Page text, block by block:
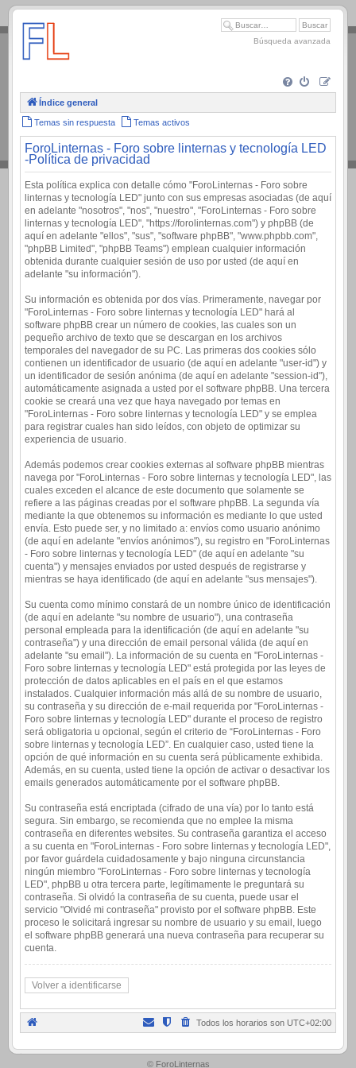
.
Búsqueda avanzada
Índice general
Temas sin respuesta Temas activos
ForoLinternas - Foro sobre linternas y tecnología LED
-Política de privacidad
Esta política explica con detalle cómo "ForoLinternas - Foro sobre
linternas y tecnología LED" junto con sus empresas asociadas (de aquí
en adelante "nosotros", "nos", "nuestro", "ForoLinternas - Foro sobre
linternas y tecnología LED", "https://forolinternas.com") y phpBB (de
aquí en adelante "ellos", "sus", "software phpBB", "www.phpbb.com",
"phpBB Limited", "phpBB Teams") emplean cualquier información
obtenida durante cualquier sesión de uso por usted (de aquí en
adelante "su información").
Su información es obtenida por dos vías. Primeramente, navegar por
"ForoLinternas - Foro sobre linternas y tecnología LED" hará al
software phpBB crear un número de cookies, las cuales son un
pequeño archivo de texto que se descargan en los archivos
temporales del navegador de su PC. Las primeras dos cookies sólo
contienen un identificador de usuario (de aquí en adelante "user-id") y
un identificador de sesión anónima (de aquí en adelante "session-id"),
automáticamente asignada a usted por el software phpBB. Una tercera
cookie se creará una vez que haya navegado por temas en
"ForoLinternas - Foro sobre linternas y tecnología LED" y se emplea
para registrar cuales han sido leídos, con objeto de optimizar su
experiencia de usuario.
Además podemos crear cookies externas al software phpBB mientras
navega por "ForoLinternas - Foro sobre linternas y tecnología LED", las
cuales exceden el alcance de este documento que solamente se
refiere a las páginas creadas por el software phpBB. La segunda vía
mediante la que obtenemos su información es mediante lo que usted
envía. Esto puede ser, y no limitado a: envíos como usuario anónimo
(de aquí en adelante "envíos anónimos"), su registro en "ForoLinternas
- Foro sobre linternas y tecnología LED" (de aquí en adelante "su
cuenta") y mensajes enviados por usted después de registrarse y
mientras se haya identificado (de aquí en adelante "sus mensajes").
Su cuenta como mínimo constará de un nombre único de identificación
(de aquí en adelante "su nombre de usuario"), una contraseña
personal empleada para la identificación (de aquí en adelante "su
contraseña") y una dirección de email personal válida (de aquí en
adelante "su email"). La información de su cuenta en "ForoLinternas -
Foro sobre linternas y tecnología LED" está protegida por las leyes de
protección de datos aplicables en el país en el que estamos
instalados. Cualquier información más allá de su nombre de usuario,
su contraseña y su dirección de e-mail requerida por "ForoLinternas -
Foro sobre linternas y tecnología LED" durante el proceso de registro
será obligatoria u opcional, según el criterio de “ForoLinternas - Foro
sobre linternas y tecnología LED”. En cualquier caso, usted tiene la
opción de qué información en su cuenta será públicamente exhibida.
Además, en su cuenta, usted tiene la opción de activar o desactivar los
emails generados automáticamente por el software phpBB.
Su contraseña está encriptada (cifrado de una vía) por lo tanto está
segura. Sin embargo, se recomienda que no emplee la misma
contraseña en diferentes websites. Su contraseña garantiza el acceso
a su cuenta en "ForoLinternas - Foro sobre linternas y tecnología LED",
por favor guárdela cuidadosamente y bajo ninguna circunstancia
ningún miembro "ForoLinternas - Foro sobre linternas y tecnología
LED", phpBB u otra tercera parte, legítimamente le preguntará su
contraseña. Si olvidó la contraseña de su cuenta, puede usar el
servicio "Olvidé mi contraseña" provisto por el software phpBB. Este
proceso le solicitará ingresar su nombre de usuario y su email, luego
el software phpBB generará una nueva contraseña para recuperar su
cuenta.
Volver a identificarse
Todos los horarios son UTC+02:00
.
© ForoLinternas